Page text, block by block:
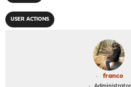
USER ACTIONS
franco